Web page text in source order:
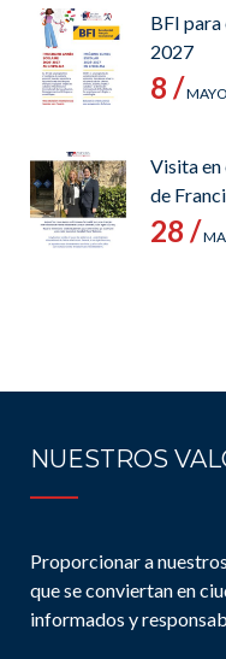
BFI
2027
8 /MAYO
Visita en
de
28 /
NUESTROS
Proporcionar a
que se conviertan en
informados y